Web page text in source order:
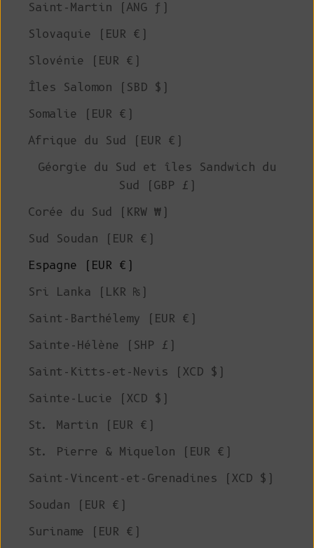
Saint-Martin (ANG ƒ)
Slovaquie (EUR €)
Slovénie (EUR €)
Îles Salomon (SBD $)
Somalie (EUR €)
Afrique du Sud (EUR €)
Géorgie du Sud et îles Sandwich du
Sud (GBP £)
Corée du Sud (KRW ₩)
Sud Soudan (EUR €)
Espagne (EUR €)
Sri Lanka (LKR ₨)
Saint-Barthélemy (EUR €)
Sainte-Hélène (SHP £)
Saint-Kitts-et-Nevis (XCD $)
Sainte-Lucie (XCD $)
St. Martin (EUR €)
St. Pierre & Miquelon (EUR €)
Saint-Vincent-et-Grenadines (XCD $)
Soudan (EUR €)
Suriname (EUR €)